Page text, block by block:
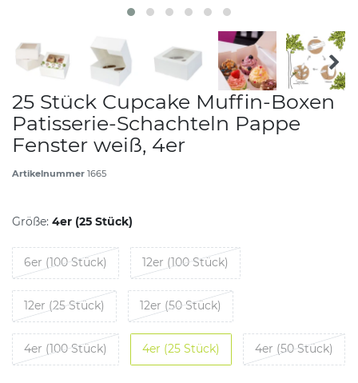
25 Stück Cupcake Muffin-Boxen
Patisserie-Schachteln Pappe
Fenster weiß, 4er
Artikelnummer 1665
Größe: 4er (25 Stück)
6er (100 Stück) 12er (100 Stück)
12er (25 Stück) 12er (50 Stück)
4er (100 Stück) 4er (25 Stück) 4er (50 Stück)